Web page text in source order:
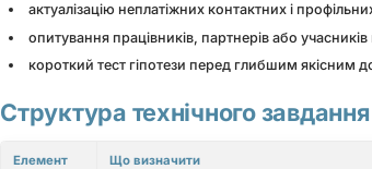
актуалізацію неплатіжних контактних і
опитування працівників, партнерів або
короткий тест гіпотези перед глибшим якісним
Структура технічного завдання
Елемент Що визначити